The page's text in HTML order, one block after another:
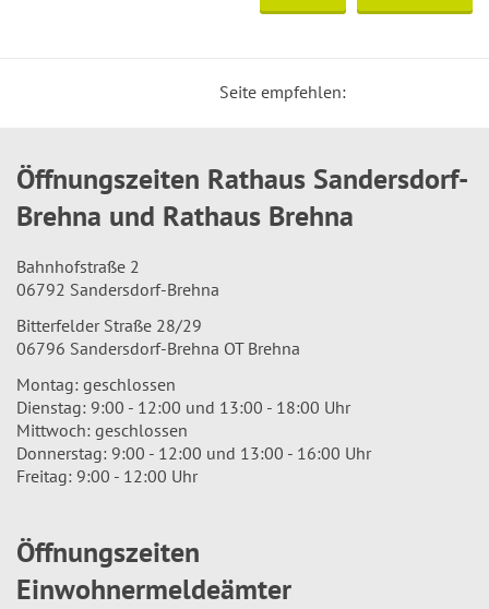
Seite empfehlen:
Öffnungszeiten Rathaus Sandersdorf-
Brehna und Rathaus Brehna
Bahnhofstraße 2
06792 Sandersdorf-Brehna
Bitterfelder Straße 28/29
06796 Sandersdorf-Brehna OT Brehna
Montag: geschlossen
Dienstag: 9:00 - 12:00 und 13:00 - 18:00 Uhr
Mittwoch: geschlossen
Donnerstag: 9:00 - 12:00 und 13:00 - 16:00 Uhr
Freitag: 9:00 - 12:00 Uhr
Öffnungszeiten
Einwohnermeldeämter